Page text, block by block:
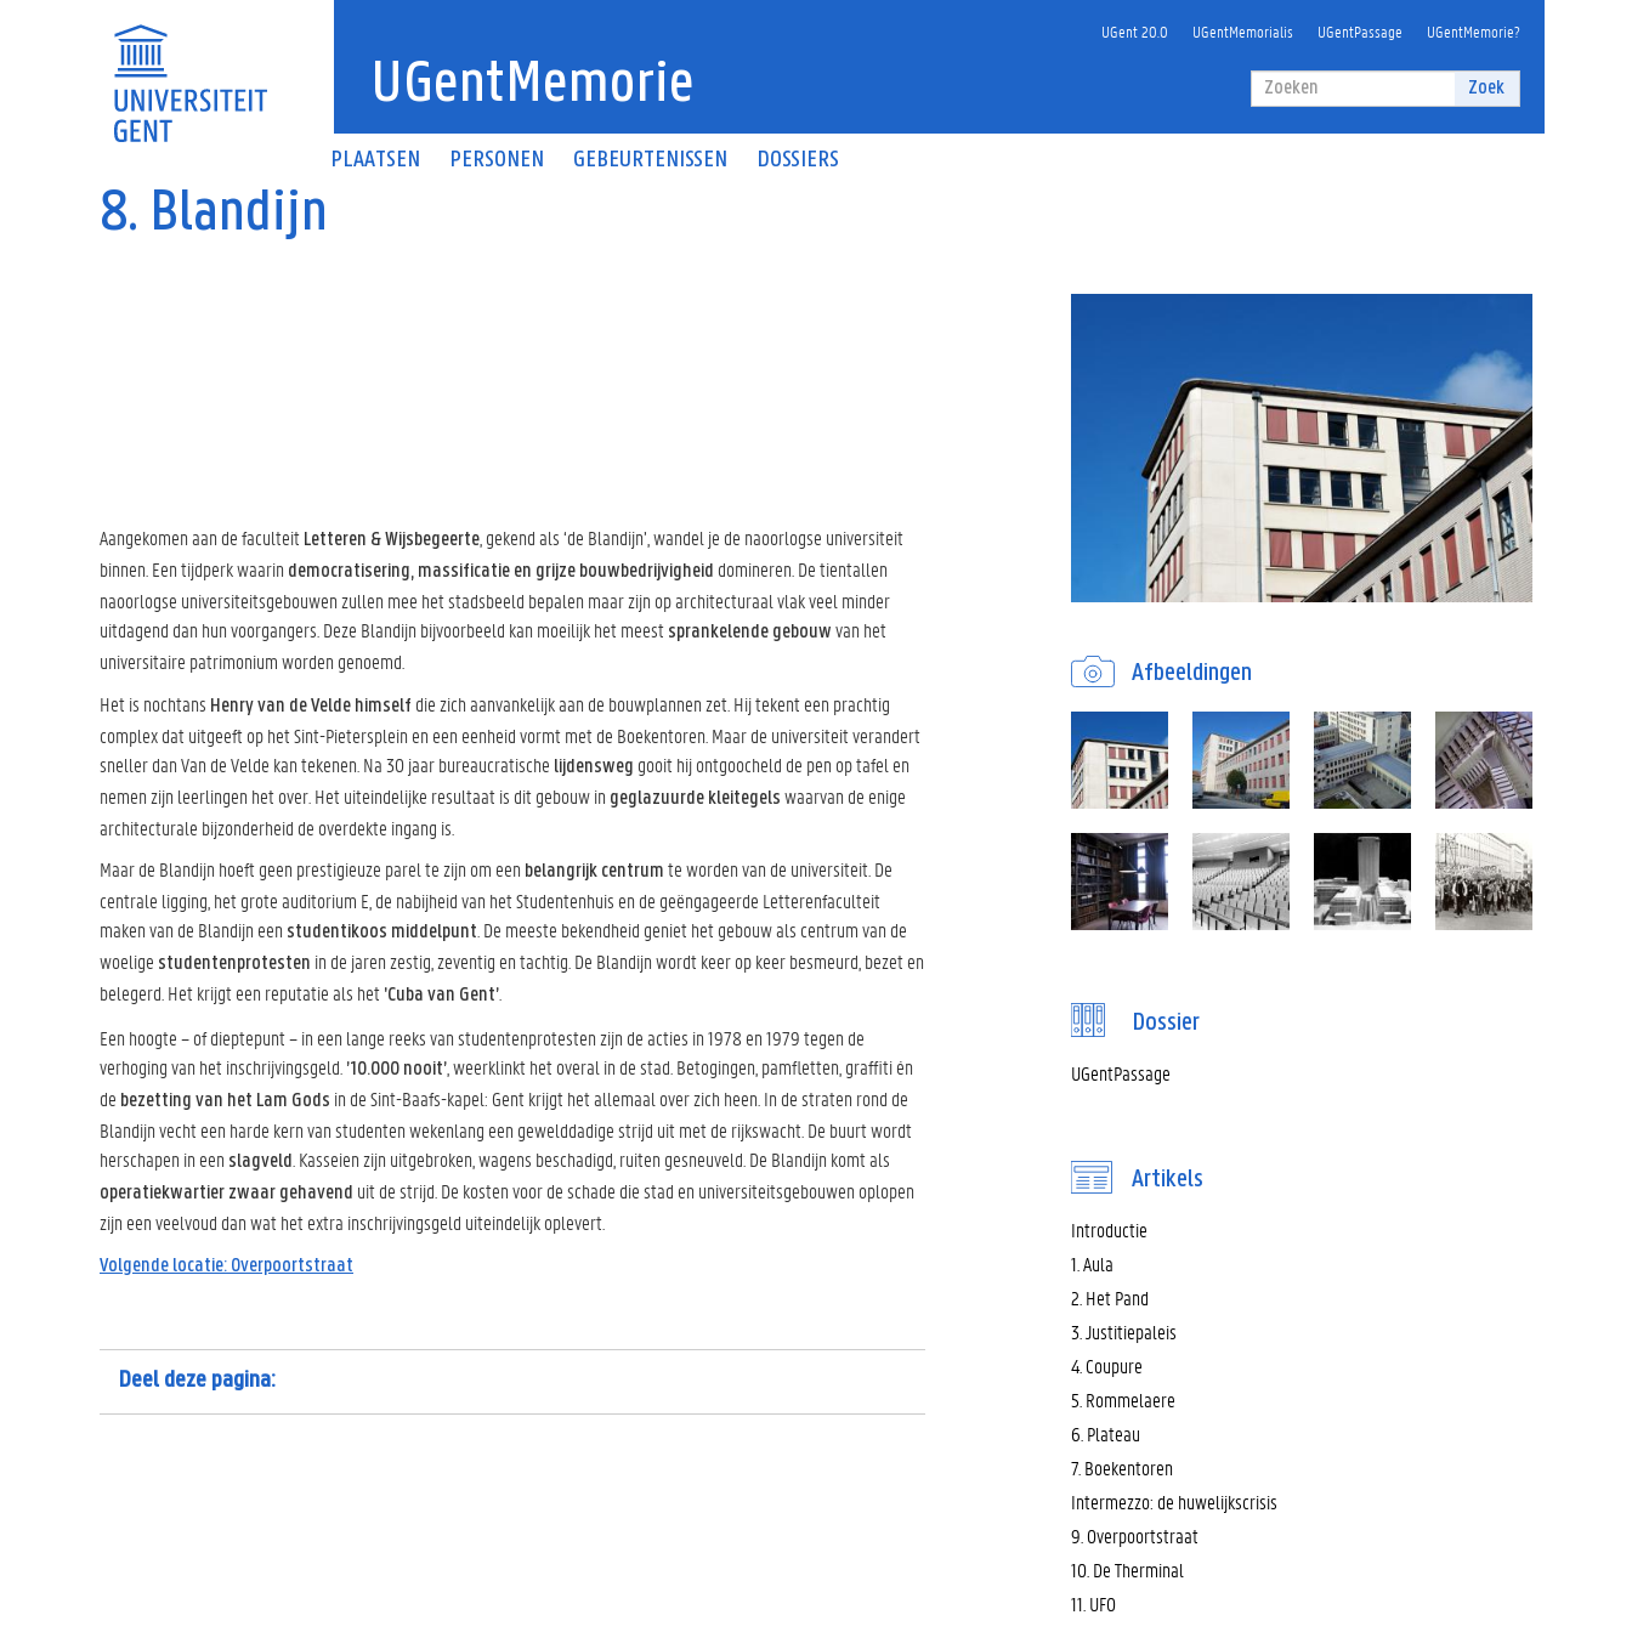
UGentMemorie Zoekveld Zoek
Zoeken
UGent 20.0 UGentMemorialis UGentPassage UGentMemorie?
PLAATSEN PERSONEN GEBEURTENISSEN DOSSIERS
8. Blandijn
Aangekomen aan de faculteit Letteren & Wijsbegeerte , gekend als ‘de Blandijn’, wandel je de naoorlogse universiteit
binnen. Een tijdperk waarin democratisering, massificatie en grijze bouwbedrijvigheid domineren. De tientallen
naoorlogse universiteitsgebouwen zullen mee het stadsbeeld bepalen maar zijn op architecturaal vlak veel minder
uitdagend dan hun voorgangers. Deze Blandijn bijvoorbeeld kan moeilijk het meest sprankelende gebouw van het
universitaire patrimonium worden genoemd.
Het is nochtans Henry van de Velde himself die zich aanvankelijk aan de bouwplannen zet. Hij tekent een prachtig
complex dat uitgeeft op het Sint-Pietersplein en een eenheid vormt met de Boekentoren. Maar de universiteit verandert
sneller dan Van de Velde kan tekenen. Na 30 jaar bureaucratische lijdensweg gooit hij ontgoocheld de pen op tafel en
nemen zijn leerlingen het over. Het uiteindelijke resultaat is dit gebouw in geglazuurde kleitegels waarvan de enige
architecturale bijzonderheid de overdekte ingang is.
Maar de Blandijn hoeft geen prestigieuze parel te zijn om een belangrijk centrum te worden van de universiteit. De
centrale ligging, het grote auditorium E, de nabijheid van het Studentenhuis en de geëngageerde Letterenfaculteit
maken van de Blandijn een studentikoos middelpunt . De meeste bekendheid geniet het gebouw als centrum van de
woelige studentenprotesten in de jaren zestig, zeventig en tachtig. De Blandijn wordt keer op keer besmeurd, bezet en
belegerd. Het krijgt een reputatie als het 'Cuba van Gent’
Een hoogte – of dieptepunt – in een lange reeks van studentenprotesten zijn de acties in 1978 en 1979 tegen de
verhoging van het inschrijvingsgeld. ’10.000 nooit’ , weerklinkt het overal in de stad. Betogingen, pamfletten, graffiti én
de bezetting van het Lam Gods in de Sint-Baafs-kapel: Gent krijgt het allemaal over zich heen. In de straten rond de
Blandijn vecht een harde kern van studenten wekenlang een gewelddadige strijd uit met de rijkswacht. De buurt wordt
herschapen in een slagveld . Kasseien zijn uitgebroken, wagens beschadigd, ruiten gesneuveld. De Blandijn komt als
operatiekwartier zwaar gehavend uit de strijd. De kosten voor de schade die stad en universiteitsgebouwen oplopen
zijn een veelvoud dan wat het extra inschrijvingsgeld uiteindelijk oplevert.
Volgende locatie: Overpoortstraat
Deel deze pagina:
Afbeeldingen
Dossier
UGentPassage
Artikels
Introductie
1. Aula
2. Het Pand
3. Justitiepaleis
4. Coupure
5. Rommelaere
6. Plateau
7. Boekentoren
Intermezzo: de huwelijkscrisis
9. Overpoortstraat
10. De Therminal
11. UFO